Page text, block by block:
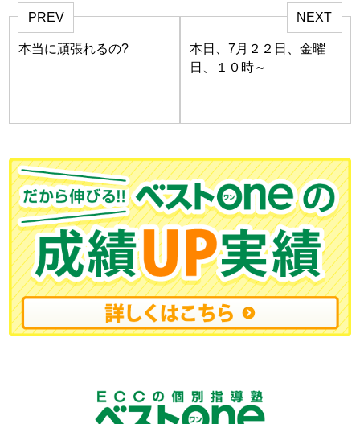
PREV
本当に頑張れるの?
NEXT
本日、7月２２日、金曜
日、１０時～